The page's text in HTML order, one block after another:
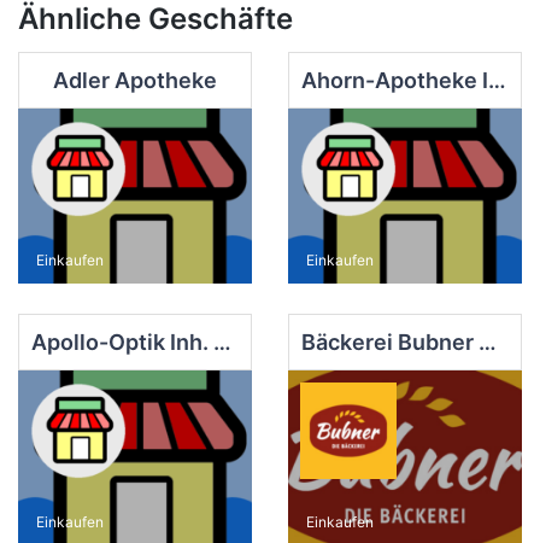
Ähnliche Geschäfte
Adler Apotheke
Einkaufen
Ahorn-Apotheke Inh. Michael Lüdtke
Einkaufen
Apollo-Optik Inh. Carlos Morales
Einkaufen
Bäckerei Bubner e.K. Filiale Finsterwalde EDEKA
Einkaufen